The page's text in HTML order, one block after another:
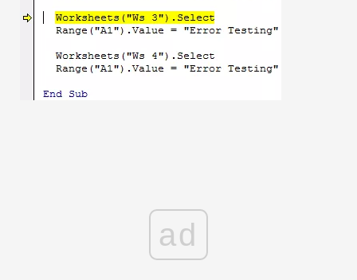
ad